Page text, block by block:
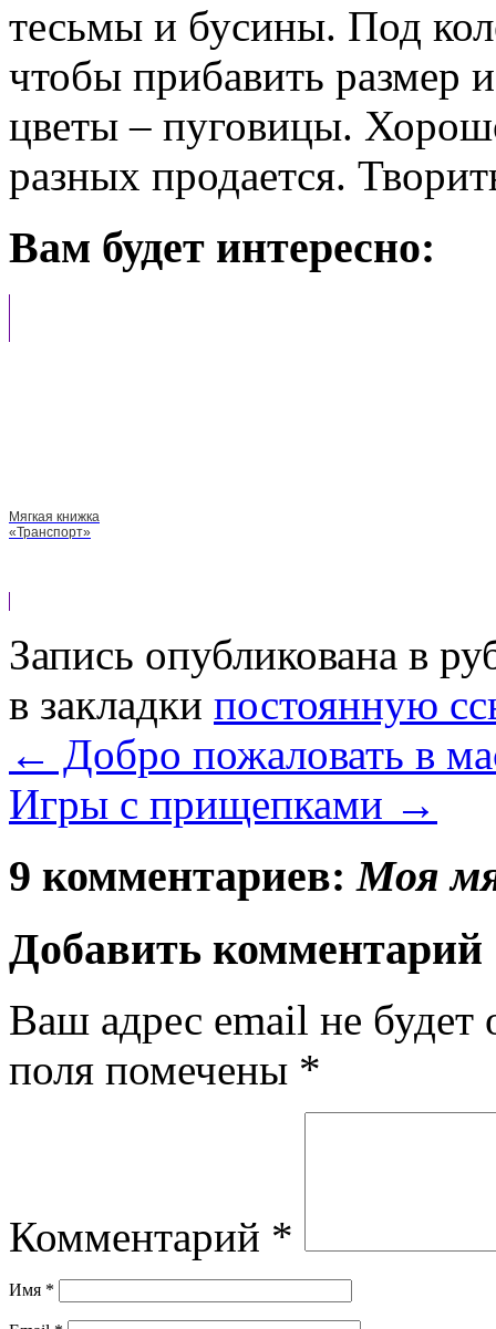
тесьмы и бусины. Под
чтобы прибавить размер
цветы – пуговицы.
разных продается.
Вам будет интересно:
Мягкая книжка
«Транспорт»
Запись опубликована в
в закладки постоянную
← Добро пожаловать в
Игры с прищепками →
9 комментариев:Моя
Добавить комментарий
Ваш адрес email не будет
поля помечены *
Комментарий *
Имя *